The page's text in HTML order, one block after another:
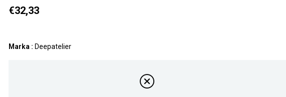
€32,33
Marka : Deepatelier